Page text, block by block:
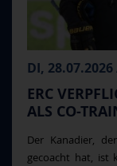
DI, 28.07.2026
ERC
ALS CO-
Der Kanadier,
gecoacht hat, ist